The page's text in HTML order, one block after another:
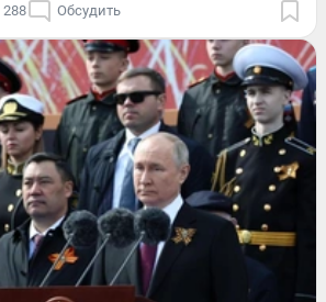
288 Обсудить